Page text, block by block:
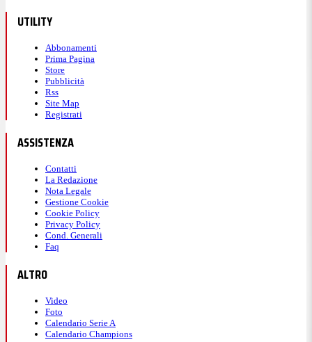
UTILITY
Abbonamenti
Prima Pagina
Store
Pubblicità
Rss
Site Map
Registrati
ASSISTENZA
Contatti
La Redazione
Nota Legale
Gestione Cookie
Cookie Policy
Privacy Policy
Cond. Generali
Faq
ALTRO
Video
Foto
Calendario Serie A
Calendario Champions